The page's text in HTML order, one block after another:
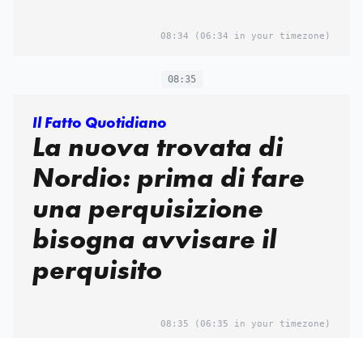
08:34 (06:34 in your timezone)
08:35
Il Fatto Quotidiano
La nuova trovata di
Nordio: prima di fare
una perquisizione
bisogna avvisare il
perquisito
08:35 (06:35 in your timezone)